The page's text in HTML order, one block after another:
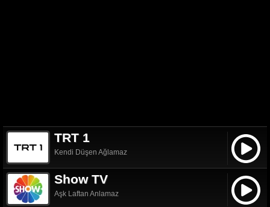
TRT 1
Kendi Düşen Ağlamaz
Show TV
Aşk Laftan Anlamaz